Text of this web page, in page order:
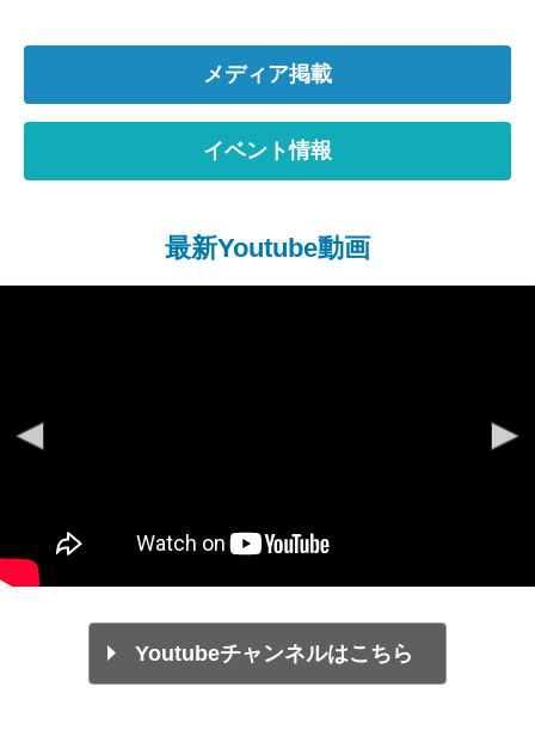
メディア掲載
イベント情報
最新Youtube動画
Youtubeチャンネルはこちら